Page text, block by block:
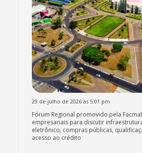
29 de julho de 2026 às 5:01 pm
Fórum Regional promovido pela
empresariais para discutir
eletrônico, compras públicas,
acesso ao crédito